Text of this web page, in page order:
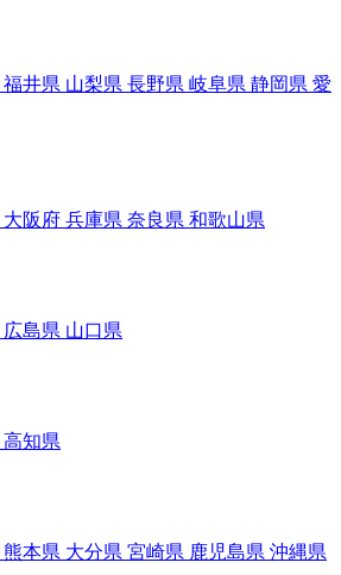
福井県 山梨県 長野県 岐阜県 静岡県 愛
大阪府 兵庫県 奈良県 和歌山県
広島県 山口県
高知県
熊本県 大分県 宮崎県 鹿児島県 沖縄県